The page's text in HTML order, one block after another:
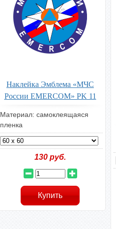
Наклейка Эмблема «МЧС
России EMERCOM» PK 11
Материал: самоклеящаяся
пленка
130 руб.